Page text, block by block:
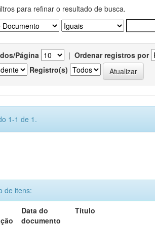
para refinar o resultado de busca.
Página | Ordenar registros por
Registro(s)
1-1 de 1.
de itens:
Data do
documento
Título